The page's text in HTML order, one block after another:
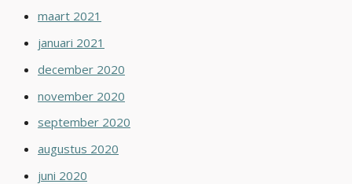
maart 2021
januari 2021
december 2020
november 2020
september 2020
augustus 2020
juni 2020